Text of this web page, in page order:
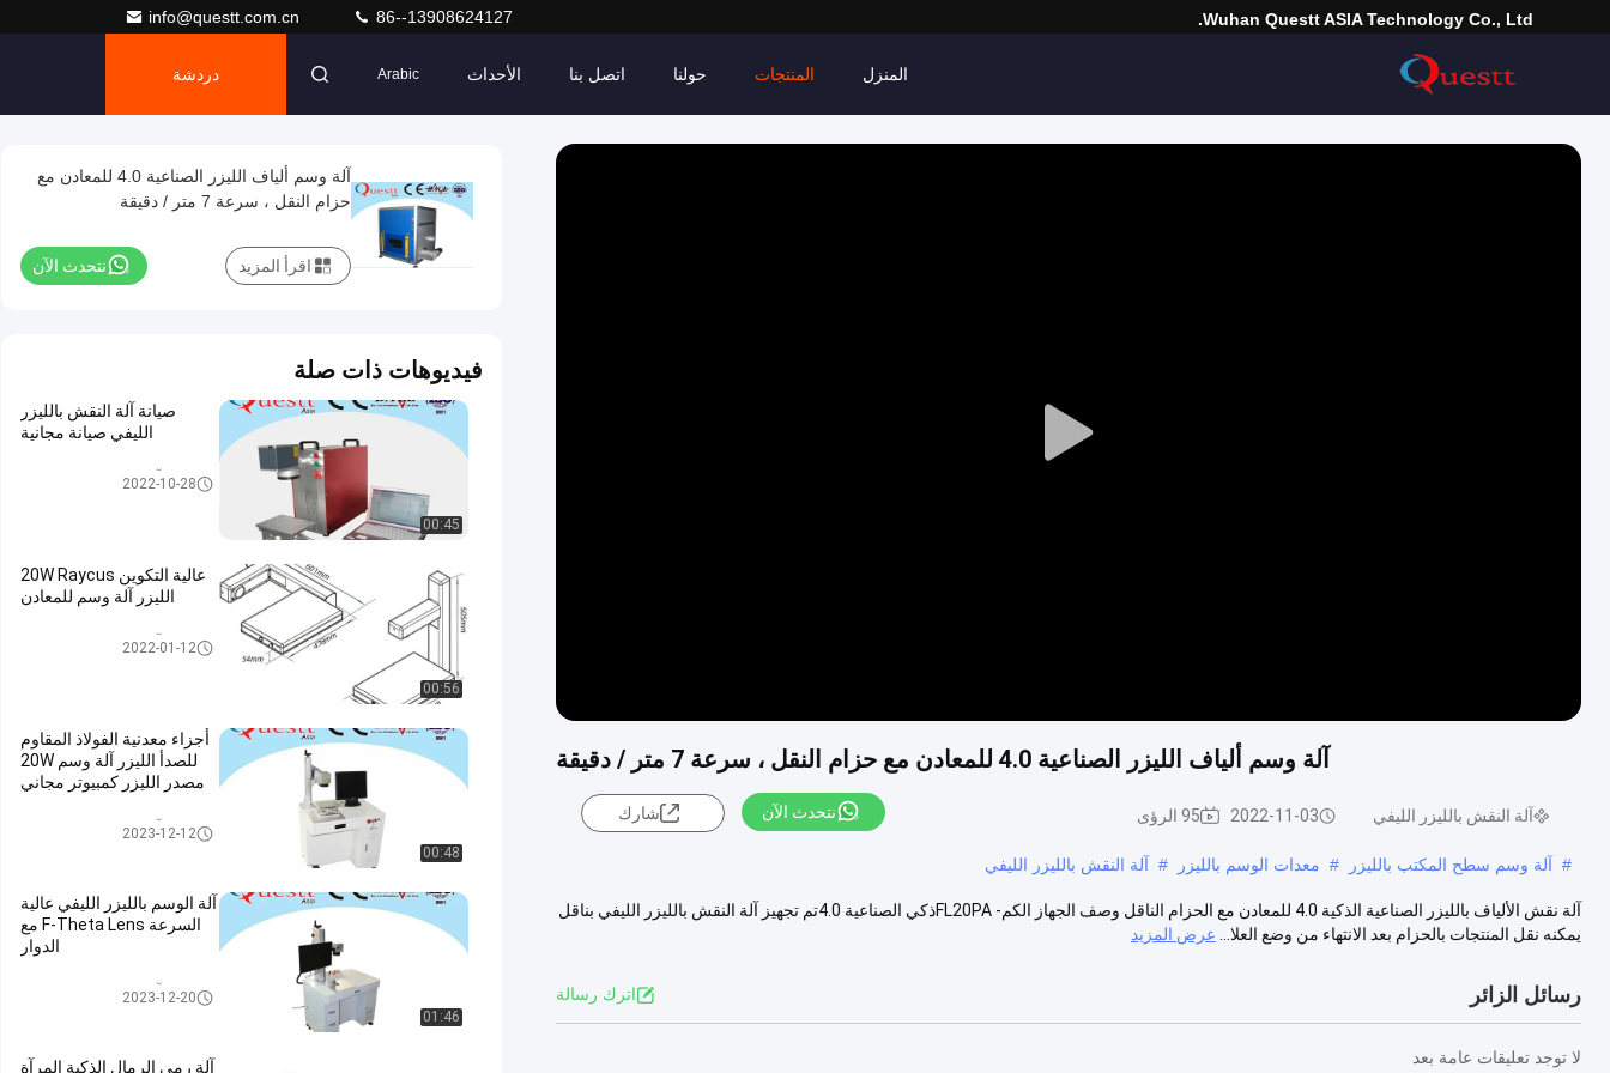
Wuhan Questt ASIA Technology Co., Ltd.
info@questt.com.cn 86--13908624127
المنزل المنتجات حولنا اتصل بنا الأحداث Arabic دردشة
Play
آلة وسم ألياف الليزر الصناعية 4.0 للمعادن مع حزام النقل ، سرعة 7 متر / دقيقة
آلة النقش بالليزر الليفي 2022-11-03 95 الرؤى نتحدث الآن شارك
# آلة وسم سطح المكتب بالليزر # معدات الوسم بالليزر # آلة النقش بالليزر الليفي
آلة نقش الألياف بالليزر الصناعية الذكية 4.0 للمعادن مع الحزام الناقل وصف الجهاز الكم- FL20PAذكي الصناعية 4.0تم تجهيز آلة النقش بالليزر الليفي بناقل
يمكنه نقل المنتجات بالحزام بعد الانتهاء من وضع العلا...
عرض المزيد
رسائل الزائر اترك رسالة
لا توجد تعليقات عامة بعد
آلة وسم ألياف الليزر الصناعية 4.0 للمعادن مع
حزام النقل ، سرعة 7 متر / دقيقة
نتحدث الآن اقرأ المزيد
فيديوهات ذات صلة
00:45
صيانة آلة النقش بالليزر
الليفي صيانة مجانية
آلة النقش بالليزر الليفي2022-10-28
00:56
عالية التكوين 20W Raycus
الليزر آلة وسم للمعادن
آلة النقش بالليزر الليفي2022-01-12
00:48
أجزاء معدنية الفولاذ المقاوم
للصدأ الليزر آلة وسم 20W
مصدر الليزر كمبيوتر مجاني
آلة النقش بالليزر الليفي2023-12-12
01:46
آلة الوسم بالليزر الليفي عالية
السرعة F-Theta Lens مع
الدوار
آلة النقش بالليزر الليفي2023-12-20
آلة رمي الرمال الذكية المرآة